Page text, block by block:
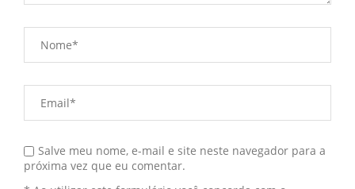
Salve meu nome, e-mail e site neste navegador para a
próxima vez que eu comentar.